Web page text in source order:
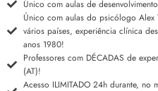
Único com aulas de
Único com aulas do psicólogo Alex
vários países, experiência clínica
anos 1980!
Professores com DÉCADAS de
(AT)!
Acesso ILIMITADO 24h durante,